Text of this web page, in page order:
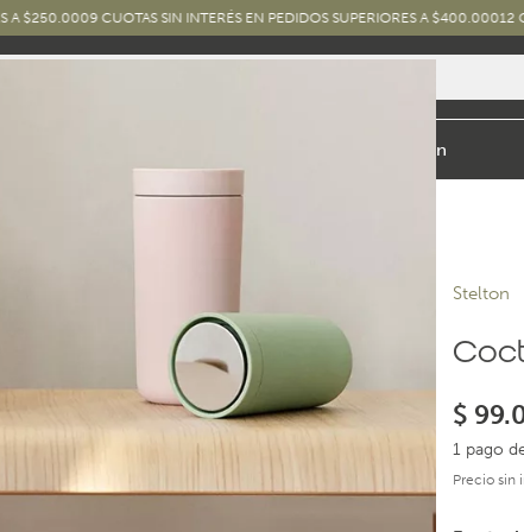
9 CUOTAS SIN INTERÉS EN PEDIDOS SUPERIORES A $400.00012 CUOTAS SIN
Inspiración
Stelton
$
1 pago
Precio sin